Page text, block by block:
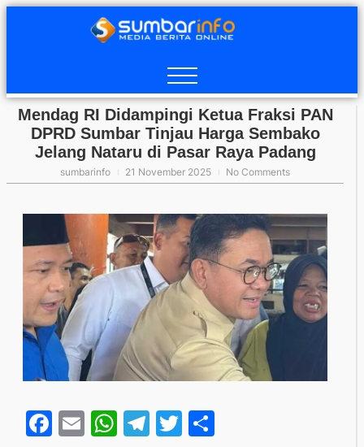
Mendag RI Didampingi Ketua Fraksi PAN
DPRD Sumbar Tinjau Harga Sembako
Jelang Nataru di Pasar Raya Padang
sumbarinfo 21 November 2025 No Comments
Facebook
EmailWhatsApp
Telegram
Twitter